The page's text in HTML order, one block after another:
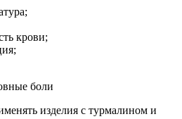
крови;
изделия с турмалином и